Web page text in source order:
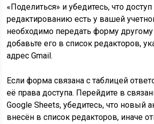
«Поделиться» и убедитесь, что доступ
редактированию есть у вашей
необходимо передать форму другому
добавьте его в список редакторов,
адрес Gmail.
Если форма связана с таблицей
её права доступа. Перейдите в
Google Sheets, убедитесь, что новый
внесён в список редакторов, иначе